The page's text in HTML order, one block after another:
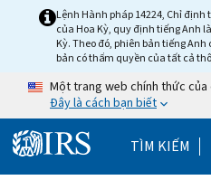
Skip to main content
Lệnh Hành pháp 14224, Chỉ
của Hoa Kỳ, quy định tiếng Anh
Kỳ. Theo đó, phiên bản tiếng
bản có thẩm quyền của tất cả
Một trang web chính thức của
Đây là cách bạn biết
TÌM KIẾM